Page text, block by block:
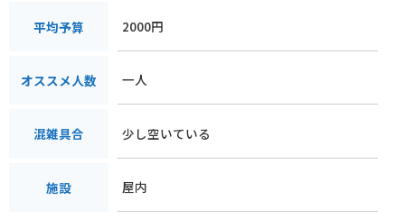
平均予算 2000円
オススメ人数 一人
混雑具合 少し空いている
施設 屋内